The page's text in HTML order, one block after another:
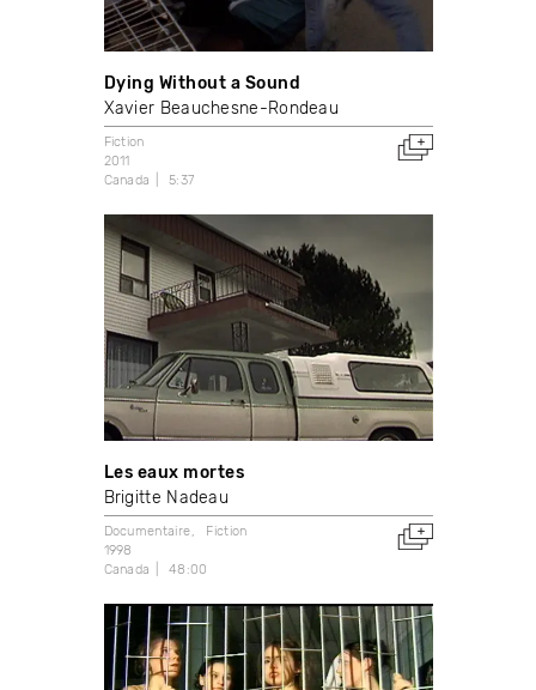
Dying Without a Sound
Xavier Beauchesne-Rondeau
Fiction
2011
Canada
5:37
Les eaux mortes
Brigitte Nadeau
Documentaire
Fiction
1998
Canada
48:00